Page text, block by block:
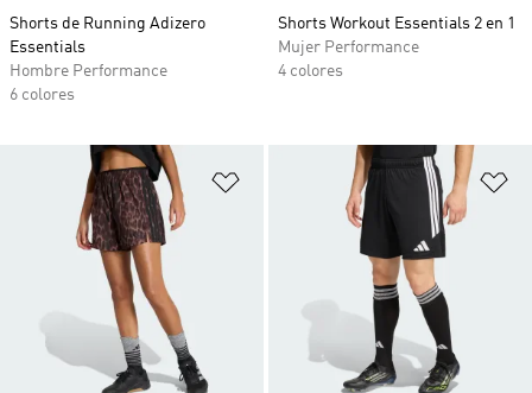
Shorts de Running Adizero
Essentials
Hombre Performance
6 colores
Shorts Workout Essentials 2 en 1
Mujer Performance
4 colores
Añadir a la lista de deseos